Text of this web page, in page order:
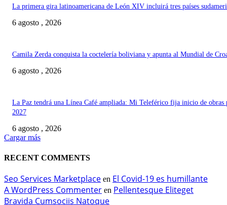
La primera gira latinoamericana de León XIV incluirá tres países
6 agosto , 2026
Camila Zerda conquista la coctelería boliviana y apunta al Mundial de
6 agosto , 2026
La Paz tendrá una Línea Café ampliada: Mi Teleférico fija inicio de obras
2027
6 agosto , 2026
Cargar más
RECENT COMMENTS
Seo Services Marketplace en El Covid-19 es humillante
A WordPress Commenter en Pellentesque Eliteget
Bravida Cumsociis Natoque